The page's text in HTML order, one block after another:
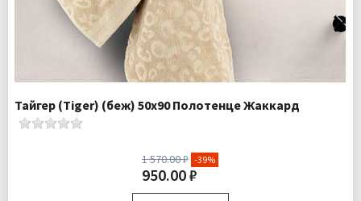
Тайгер (Tiger) (беж) 50х90 Полотенце Жаккард
1 570.00 ₽ -39%
950.00 ₽